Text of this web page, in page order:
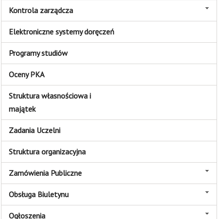
Kontrola zarządcza
Elektroniczne systemy doręczeń
Programy studiów
Oceny PKA
Struktura własnościowa i
majątek
Zadania Uczelni
Struktura organizacyjna
Zamówienia Publiczne
Obsługa Biuletynu
Ogłoszenia